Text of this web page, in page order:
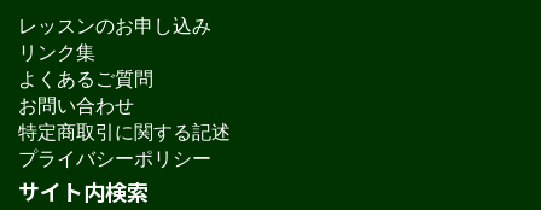
レッスンのお申し込み
リンク集
よくあるご質問
お問い合わせ
特定商取引に関する記述
プライバシーポリシー
サイト内検索